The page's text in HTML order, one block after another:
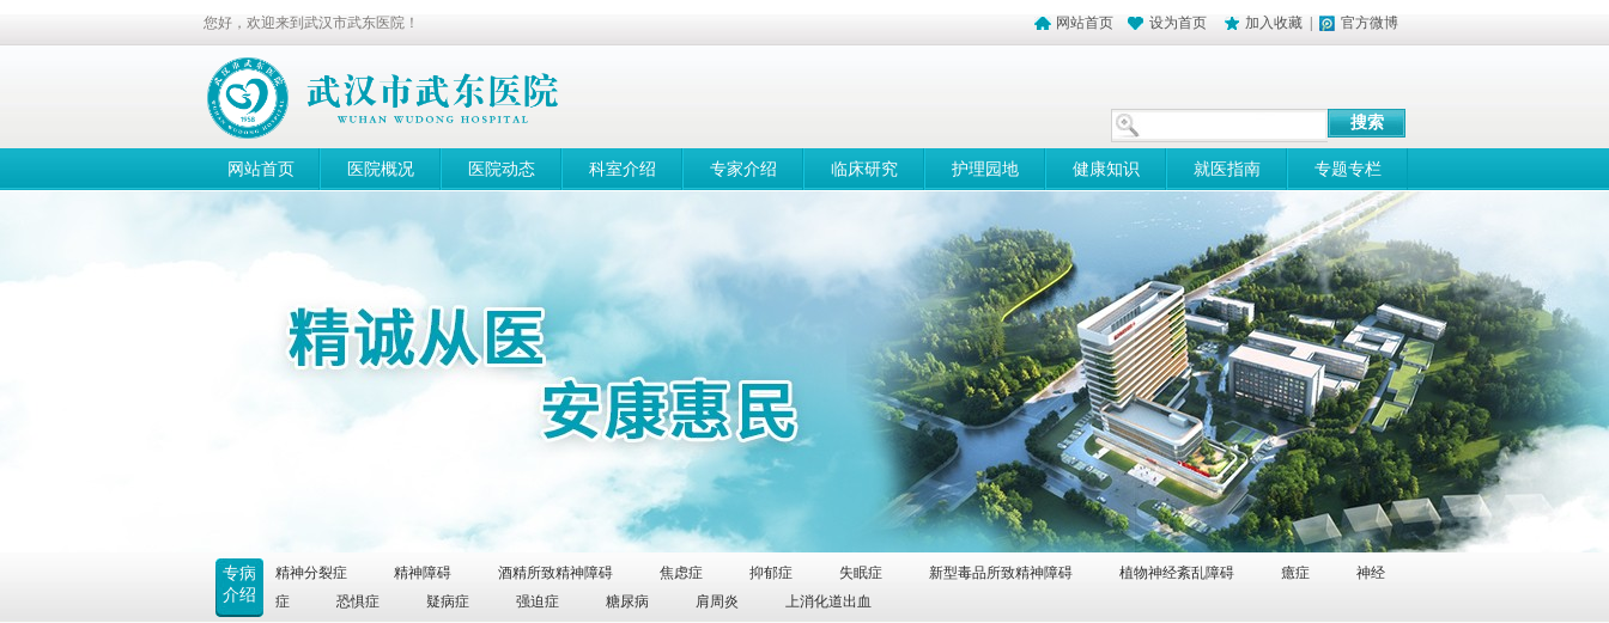
网站首页 设为首页 加入收藏 官方微博
您好，欢迎来到武汉市武东医院！
网站首页 医院概况 医院动态 科室介绍 专家介绍 临床研究 护理园地 健康知识 就医指南 专题专栏
专病
介绍
精神分裂症 精神障碍 酒精所致精神障碍 焦虑症 抑郁症 失眠症 新型毒品所致精神障碍 植物神经紊乱障碍 癔症
神经
症
恐惧症 疑病症 强迫症 糖尿病 肩周炎 上消化道出血